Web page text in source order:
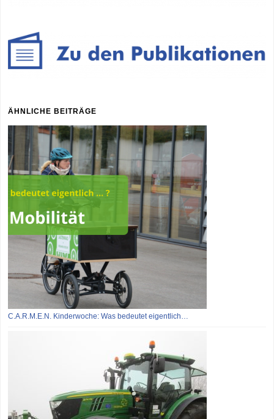
ÄHNLICHE BEITRÄGE
C.A.R.M.E.N. Kinderwoche: Was bedeutet eigentlich…